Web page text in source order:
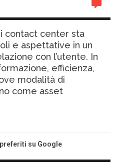
contact center sta
e aspettative in un
con l’utente. In
efficienza,
modalità di
come asset
su Google